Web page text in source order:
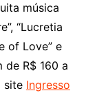
música
“Lucretia
of Love” e
de R$ 160 a
site Ingresso